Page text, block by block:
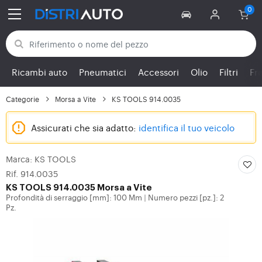
Torna alle categorie
Ricambi auto Pneumatici Accessori Olio Filtri
Categorie Morsa a Vite KS TOOLS 914.0035
Assicurati che sia adatto: identifica il tuo veicolo
Marca: KS TOOLS
Rif. 914.0035
KS TOOLS 914.0035 Morsa a Vite
Profondità di serraggio [mm]: 100 Mm
Numero pezzi [pz.]: 2
Pz.